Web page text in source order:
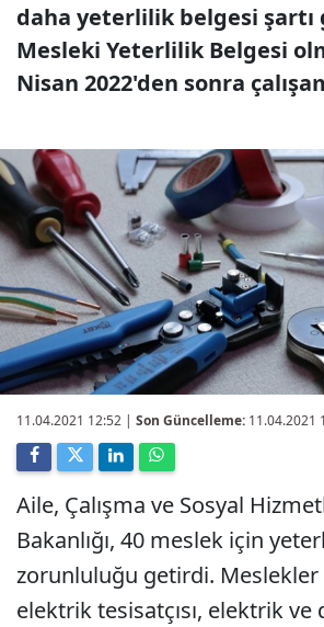
daha yeterlilik belgesi
Mesleki Yeterlilik Belgesi
Nisan 2022'den sonra
11.04.2021 12:52 | Son Güncelleme: 11.04.2021
Aile, Çalışma ve Sosyal
Bakanlığı, 40 meslek için
zorunluluğu getirdi. Meslekler
elektrik tesisatçısı, elektrik ve